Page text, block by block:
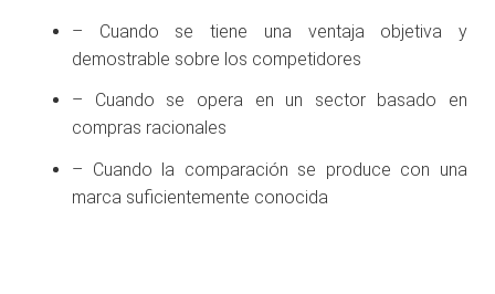
– Cuando se tiene una ventaja objetiva y
demostrable sobre los competidores
– Cuando se opera en un sector basado en
compras racionales
– Cuando la comparación se produce con una
marca suficientemente conocida